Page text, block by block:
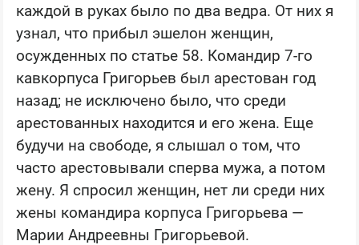
каждой в руках было по два ведра. От них я
узнал, что прибыл эшелон женщин,
осужденных по статье 58. Командир 7-го
кавкорпуса Григорьев был арестован год
назад; не исключено было, что среди
арестованных находится и его жена. Еще
будучи на свободе, я слышал о том, что
часто арестовывали сперва мужа, а потом
жену. Я спросил женщин, нет ли среди них
жены командира корпуса Григорьева —
Марии Андреевны Григорьевой.